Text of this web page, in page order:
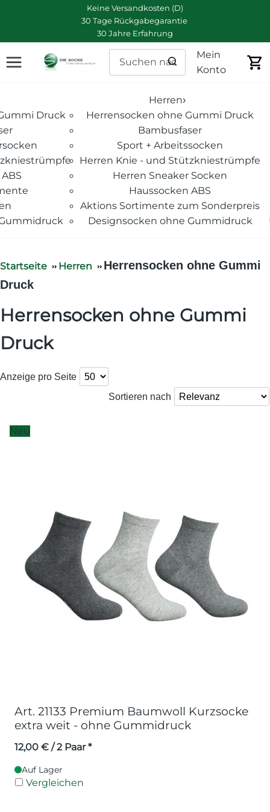
Keine Versandkosten (D)
30 Tage Rückgabegarantie
30 Jahre Erfahrung
Mein
Konto
Druck
Herren›
Herrensocken ohne Gummi Druck
Bambusfaser
Sport + Arbeitssocken
Herren Knie - und Stützkniestrümpfe
Herren Sneaker Socken
Haussocken ABS
Aktions Sortimente zum Sonderpreis
Designsocken ohne Gummidruck
Startseite Herren
Herrensocken ohne Gummi
Druck
Herrensocken ohne Gummi
Druck
Anzeige pro Seite
Sortieren nach
Neu
Art. 21133 Premium Baumwoll Kurzsocke
extra weit - ohne Gummidruck
12,00 € / 2 Paar *
Auf Lager
Vergleichen